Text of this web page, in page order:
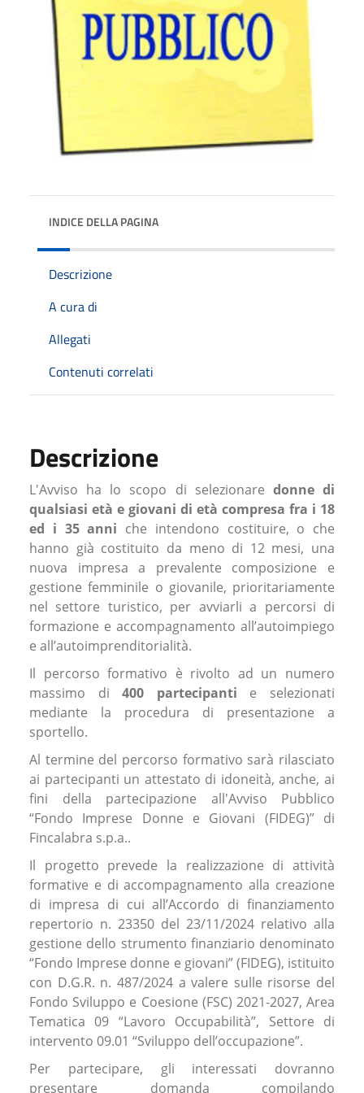
INDICE DELLA PAGINA
Descrizione
A cura di
Allegati
Contenuti correlati
Descrizione
L'Avviso ha lo scopo di selezionare donne di
qualsiasi età e giovani di età compresa fra i 18
ed i 35 anni che intendono costituire, o che
hanno già costituito da meno di 12 mesi, una
nuova impresa a prevalente composizione e
gestione femminile o giovanile, prioritariamente
nel settore turistico, per avviarli a percorsi di
formazione e accompagnamento all’autoimpiego
e all’autoimprenditorialità.
Il percorso formativo è rivolto ad un numero
massimo di400 partecipanti e selezionati
mediante la procedura di presentazione a
sportello.
Al termine del percorso formativo sarà rilasciato
ai partecipanti un attestato di idoneità, anche, ai
fini della partecipazione all'Avviso Pubblico
“Fondo Imprese Donne e Giovani (FIDEG)” di
Fincalabra s.p.a..
Il progetto prevede la realizzazione di attività
formative e di accompagnamento alla creazione
di impresa di cui all’Accordo di finanziamento
repertorio n. 23350 del 23/11/2024 relativo alla
gestione dello strumento finanziario denominato
“Fondo Imprese donne e giovani” (FIDEG), istituito
con D.G.R. n. 487/2024 a valere sulle risorse del
Fondo Sviluppo e Coesione (FSC) 2021-2027, Area
Tematica 09 “Lavoro Occupabilità”, Settore di
intervento 09.01 “Sviluppo dell’occupazione”.
Per partecipare, gli interessati dovranno
presentare domanda compilando